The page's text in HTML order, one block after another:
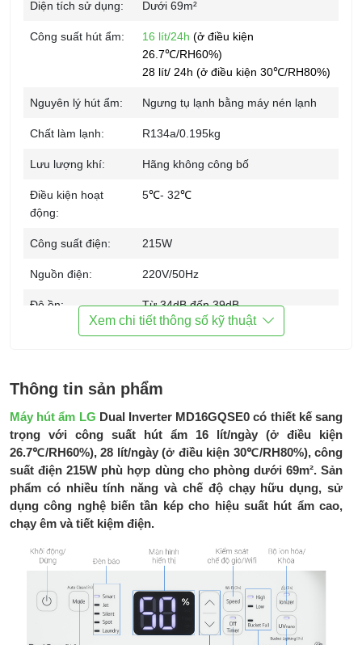
Thông tin sản phẩm
Máy hút ẩm LG Dual Inverter MD16GQSE0 có thiết kế sang
trọng với công suất hút ẩm 16 lít/ngày (ở điều kiện
26.7℃/RH60%), 28 lít/ngày (ở điều kiện 30℃/RH80%), công
suất điện 215W phù hợp dùng cho phòng dưới 69m². Sản
phẩm có nhiều tính năng và chế độ chạy hữu dụng, sử
dụng công nghệ biến tần kép cho hiệu suất hút ẩm cao,
chạy êm và tiết kiệm điện.
Diện tích sử dụng: Dưới 69m²
Công suất hút ẩm: 16 lít/24h (ở điều kiện
26.7℃/RH60%)
28 lít/ 24h (ở điều kiện 30℃/RH80%)
Nguyên lý hút ẩm: Ngưng tụ lạnh bằng máy nén lạnh
Chất làm lạnh: R134a/0.195kg
Lưu lượng khí: Hãng không công bố
Điều kiện hoạt
động:
5℃- 32℃
Công suất điện: 215W
Nguồn điện: 220V/50Hz
Độ ồn: Từ 34dB đến 39dB
Bồn chứa nước
4.0 lít
Đường xả nước
liên tục:
Có
Cài đặt độ ẩm: Từ 30% đến 70%
Bảng điều khiển: Màn hình LED và Nút cảm ứng
Tiện ích:
Chế độ Smart thông minh
Tích hợp bộ sấy giày, quần áo
Kết nối Smartphone điều khiển từ xa
Tạo Ion khử mùi diệt khuẩn
Tích hợp đèn UVnano làm sạch máy
Tích hợp đèn ở bình chứa nước
Phụ kiện đi cùng: HDSD, Bộ sấy quần áo, giày dép
Xem chi tiết thông số kỹ thuật